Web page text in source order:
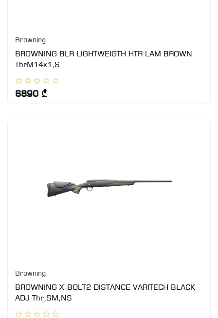
Browning
BROWNING BLR LIGHTWEIGTH HTR LAM BROWN
ThrM14x1,S
6890 ₾
Browning
BROWNING X-BOLT2 DISTANCE VARITECH BLACK
ADJ Thr,SM,NS